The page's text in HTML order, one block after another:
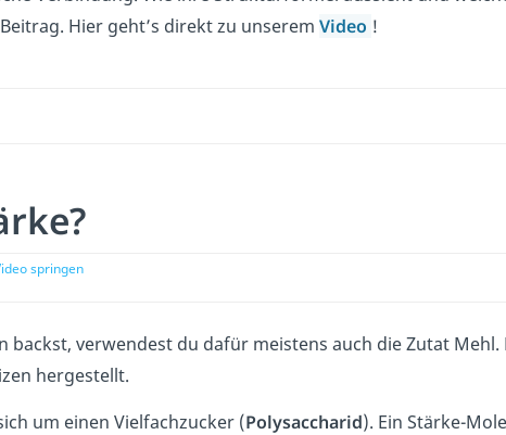
Hier geht’s direkt zu unserem Video !
springen
backst, verwendest du dafür meistens auch die Zutat
hergestellt.
um einen Vielfachzucker (Polysaccharid). Ein Stärke-